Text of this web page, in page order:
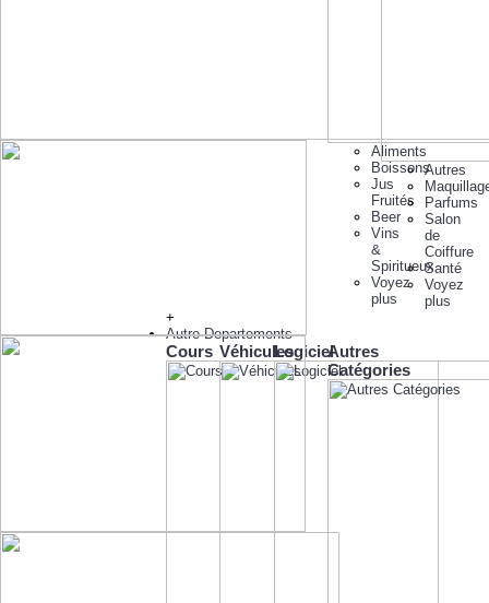
Aliments
Boissons
Jus
Fruités
Beer
Vins
&
Spiritueux
Voyez
plus
Autres
Parfums
Salon
de
Coiffure
Santé
Voyez
plus
+
Autre Departements
Cours VéhiculesLogicielAutres
Catégories